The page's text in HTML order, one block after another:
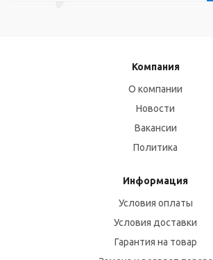
Компания
О компании
Новости
Вакансии
Политика
Информация
Условия оплаты
Условия доставки
Гарантия на товар